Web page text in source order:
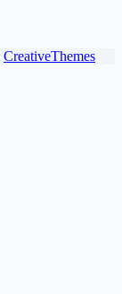
CreativeThemes